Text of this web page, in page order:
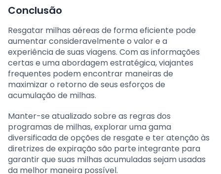
Conclusão
Resgatar milhas aéreas de forma eficiente pode
aumentar consideravelmente o valor e a
experiência de suas viagens. Com as informações
certas e uma abordagem estratégica, viajantes
frequentes podem encontrar maneiras de
maximizar o retorno de seus esforços de
acumulação de milhas.
Manter-se atualizado sobre as regras dos
programas de milhas, explorar uma gama
diversificada de opções de resgate e ter atenção às
diretrizes de expiração são parte integrante para
garantir que suas milhas acumuladas sejam usadas
da melhor maneira possível.